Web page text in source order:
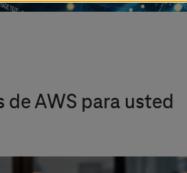
de AWS para usted